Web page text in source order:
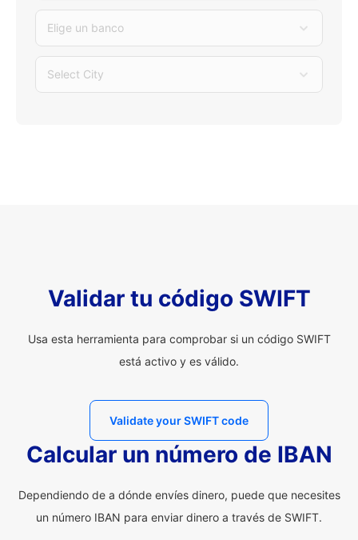
Elige un banco
Select City
Validar tu código SWIFT
Usa esta herramienta para comprobar si un código SWIFT
está activo y es válido.
Validate your SWIFT code
Calcular un número de IBAN
Dependiendo de a dónde envíes dinero, puede que necesites
un número IBAN para enviar dinero a través de SWIFT.